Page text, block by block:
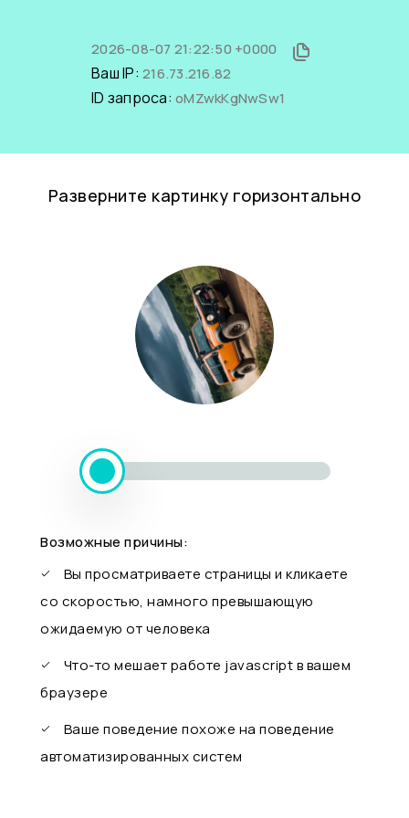
2026-08-07 21:22:50 +0000
Ваш IP: 216.73.216.82
ID запроса: oMZwkKgNwSw1
Разверните картинку горизонтально
Возможные причины:
Вы просматриваете страницы и кликаете
со скоростью, намного превышающую
ожидаемую от человека
Что-то мешает работе javascript в вашем
браузере
Ваше поведение похоже на поведение
автоматизированных систем